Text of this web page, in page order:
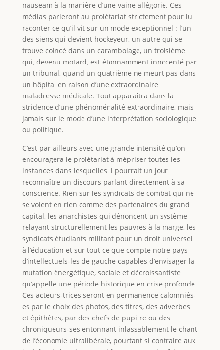
nauseam à la manière d’une vaine allégorie. Ces
médias parleront au prolétariat strictement pour lui
raconter ce qu’il vit sur un mode exceptionnel : l’un
des siens qui devient hockeyeur, un autre qui se
trouve coincé dans un carambolage, un troisième
qui, devenu motard, est étonnamment innocenté par
un tribunal, quand un quatrième ne meurt pas dans
un hôpital en raison d’une extraordinaire
maladresse médicale. Tout apparaîtra dans la
stridence d’une phénoménalité extraordinaire, mais
jamais sur le mode d’une interprétation sociologique
ou politique.
C’est par ailleurs avec une grande intensité qu’on
encouragera le prolétariat à mépriser toutes les
instances dans lesquelles il pourrait un jour
reconnaître un discours parlant directement à sa
conscience. Rien sur les syndicats de combat qui ne
se voient en rien comme des partenaires du grand
capital, les anarchistes qui dénoncent un système
relayant structurellement les pauvres à la marge, les
syndicats étudiants militant pour un droit universel
à l’éducation et sur tout ce que compte notre pays
d’intellectuels-les de gauche capables d’envisager la
mutation énergétique, sociale et décroissantiste
qu’appelle une période historique en crise profonde.
Ces acteurs-trices seront en permanence calomniés-
es par le choix des photos, des titres, des adverbes
et épithètes, par des chefs de pupitre ou des
chroniqueurs-ses entonnant inlassablement le chant
de l’économie ultralibérale, pourtant si contraire aux